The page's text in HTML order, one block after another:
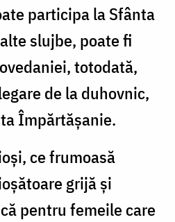
participa la Sfânta
slujbe, poate fi
totodată,
de la duhovnic,
Împărtăşanie.
ce frumoasă
grijă şi
pentru femeile care